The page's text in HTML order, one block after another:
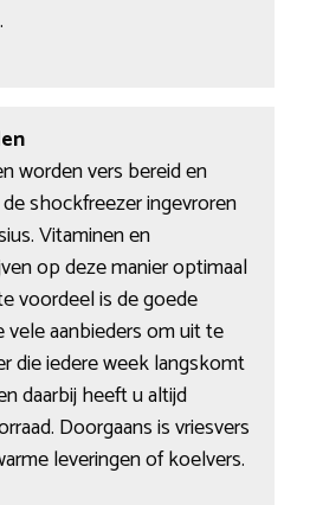
worden vers bereid en
shockfreezer ingevroren
Vitaminen en
op deze manier optimaal
voordeel is de goede
aanbieders om uit te
die iedere week langskomt
daarbij heeft u altijd
Doorgaans is vriesvers
leveringen of koelvers.